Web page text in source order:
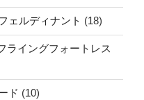
ルディナント (18)
イングフォートレス
ド (10)